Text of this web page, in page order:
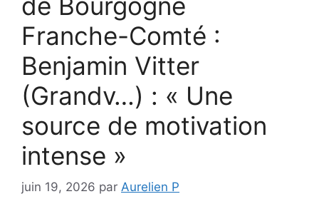
Franche-Comté :
Benjamin Vitter
(Grandv…) : « Une
source de motivation
intense »
juin 19, 2026 par Aurelien P